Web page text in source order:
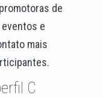
de
e
mais
C